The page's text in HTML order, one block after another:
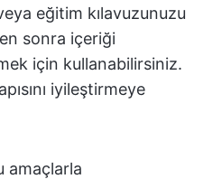
eğitim kılavuzunuzu
sonra içeriği
için kullanabilirsiniz.
iyileştirmeye
amaçlarla